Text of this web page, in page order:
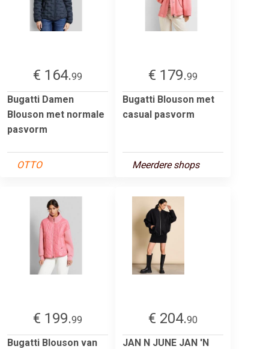
€ 164.99
Bugatti Damen
Blouson met normale
pasvorm
OTTO
€ 179.99
Bugatti Blouson met
casual pasvorm
Meerdere shops
€ 199.99
Bugatti Blouson van
€ 204.90
JAN N JUNE JAN 'N